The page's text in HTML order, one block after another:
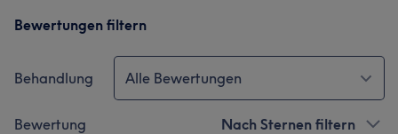
Bewertungen filtern
Behandlung Alle Bewertungen
Bewertung Nach Sternen filtern